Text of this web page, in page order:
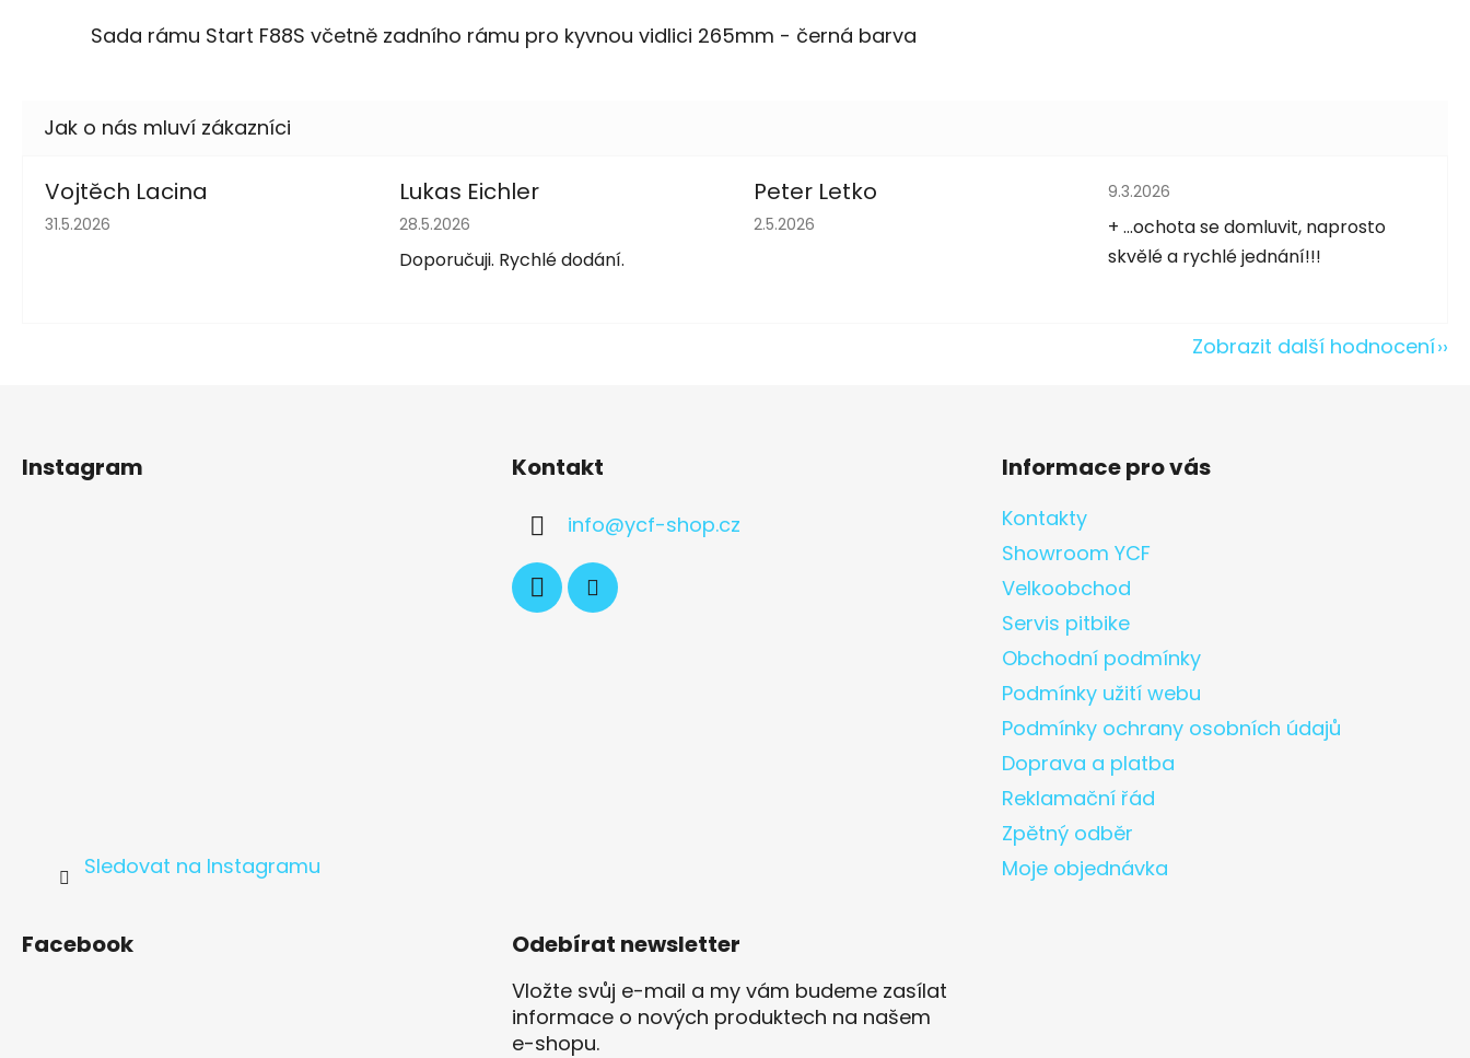
Sada rámu Start F88S včetně zadního rámu pro kyvnou vidlici 265mm - černá barva
Vojtěch Lacina
Hodnocení obchodu je 5 z 5 hvězdiček.
31.5.2026
Lukas Eichler
Hodnocení obchodu je 5 z 5 hvězdiček.
28.5.2026
Doporučuji. Rychlé dodání.
Peter Letko
Hodnocení obchodu je 5 z 5 hvězdiček.
2.5.2026
Hodnocení obchodu je 5 z 5 hvězdiček.
9.3.2026
+ ...ochota se domluvit, naprosto
skvělé a rychlé jednání!!!
Zobrazit další hodnocení
Instagram
Sledovat na Instagramu
Kontakt
info@ycf-shop.cz
Informace pro vás
Kontakty
Showroom YCF
Velkoobchod
Servis pitbike
Obchodní podmínky
Podmínky užití webu
Podmínky ochrany osobních údajů
Doprava a platba
Reklamační řád
Zpětný odběr
Moje objednávka
Facebook Odebírat newsletter
Vložte svůj e-mail a my vám budeme zasílat
informace o nových produktech na našem
e-shopu.